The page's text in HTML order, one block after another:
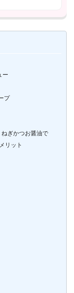
ー
プ
ぎかつお醤油で
リット